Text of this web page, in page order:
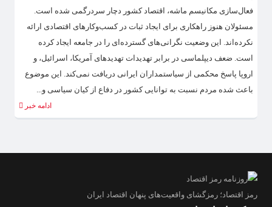
فعال‌سازی مکانیسم ماشه، اقتصاد کشور دچار سردرگمی شده است.
مسئولان هنوز راهکاری برای ایجاد ثبات در کسب‌وکارهای اقتصادی ارائه
نکرده‌اند. این وضعیت نگرانی‌های گسترده‌ای را در جامعه ایجاد کرده
است. ضعف دیپلماسی در برابر تهدیدات تهدیدهای آمریکا، اسرائیل، و
اروپا پاسخ محکمی از سیاستمداران ایرانی دریافت نمی‌کند. این موضوع
باعث شده مردم نسبت به توانایی کشور در دفاع از کیان سیاسی و...
ادامه خبر
رمز اقتصاد؛ رمزگشای واقعیت‌های پنهان اقتصاد ایران